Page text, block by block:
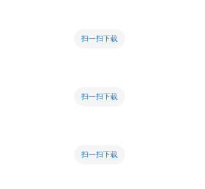
扫一扫下载
扫一扫下载
扫一扫下载